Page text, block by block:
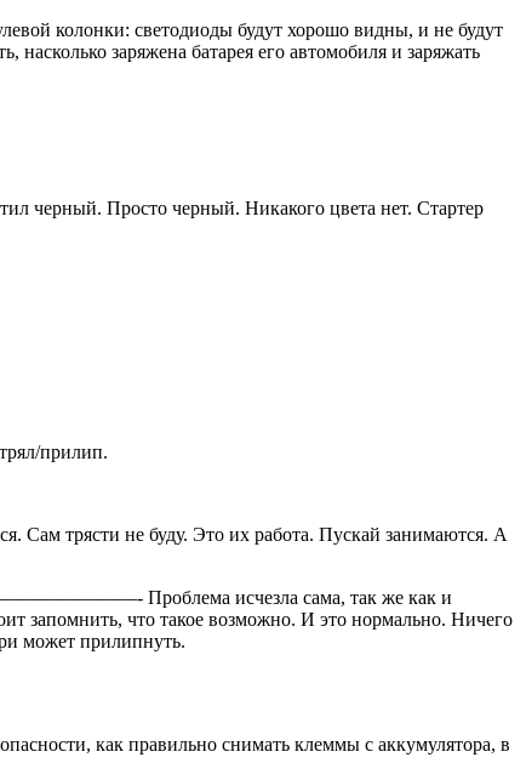
колонки: светодиоды будут хорошо видны, и не будут
заряжена батарея его автомобиля и заряжать
черный. Просто черный. Никакого цвета нет. Стартер
прилип.
Сам трясти не буду. Это их работа. Пускай занимаются. А
Проблема исчезла сама, так же как и
запомнить, что такое возможно. И это нормально. Ничего
может прилипнуть.
как правильно снимать клеммы с аккумулятора, в